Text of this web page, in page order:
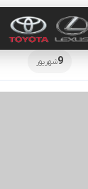
9شهریور